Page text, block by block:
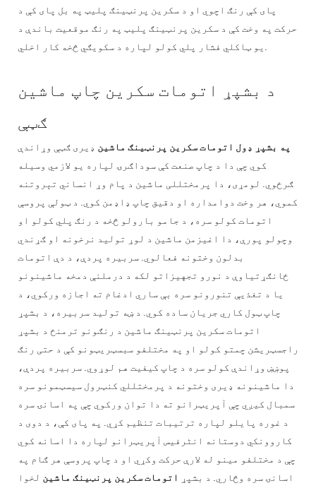
پای کې رنګ اچوي او د سکرین پرنټینګ پلیټ په بل پای کې د
حرکت په وخت کې د سکرین پرنټینګ پلیټ په رنګ موقعیت باندې د
یو ټاکلي فشار پلي کولو لپاره د سکویګي څخه کار اخلي.
د بشپړ اتومات سکرین چاپ ماشین
ګټې
په بشپړ ډول اتومات سکرین پرنټینګ ماشین ډیری ګټې وړاندې
کوي چې دا د چاپ صنعت کې سوداګرۍ لپاره یو لازمي وسیله
ګرځوي. لومړی، دا پرمختللی ماشین د پام وړ انساني تېروتنه
کموي، هر وخت دوامداره او دقیق چاپ ډاډمن کوي. د ټولې پروسې
اتومات کولو سره، د جامو بارولو څخه د رنګ پلي کولو او
وچولو پورې، دا اغیزمن ماشین د لوړ تولید نرخونه او ګړندي
بدلون وختونه فعالوي. سربیره پردې، د دې اتومات
ځانګړتیاوې د نورو تجهیزاتو لکه د درملنې دمخه ماشینونو
یا د تغذیې تنورونو سره بې ساري ادغام ته اجازه ورکوي، د
چاپ ټول کاري جریان ساده کوي. د ښه تولید سربیره، د بشپړ
اتومات سکرین پرنټینګ ماشین د رنګونو ترمنځ د بشپړ
راجسټریشن چمتو کولو او په مختلفو سبسټریټونو کې د حتی رنګ
پوښښ وړاندې کولو سره د چاپ کیفیت هم لوړوي. سربیره پردې،
دا ماشینونه ډیری وختونه د پرمختللي کنټرول سیسټمونو سره
سمبال کیږي چې آپریټرانو ته دا توان ورکوي چې په اسانۍ سره
د غوره پایلو لپاره ترتیبات تنظیم کړي. په پای کې، د دوی د
کاروونکي دوستانه انٹرفیس آپریټرانو لپاره دا اسانه کوي
چې د مختلفو مینو له لارې حرکت وکړي او د چاپ پروسې هر ګام په
اسانۍ سره وڅاري. د بشپړ اتومات سکرین پرنټینګ ماشین لخوا